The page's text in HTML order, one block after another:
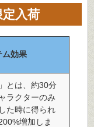
入荷
ム効果
とは、約30分
ラクターのみ
た時に得られ
増加しま